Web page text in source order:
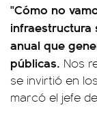
"Cómo no
infraestructura
anual que
públicas. Nos
se invirtió en
marcó el jefe